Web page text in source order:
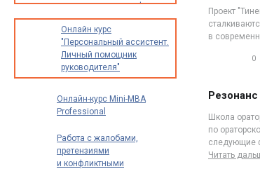
Проект
в
0
Школа
по
следующие
Читать
освоите новую профессию
с доходом от 30 000
до 70 000 рублей в месяц
Онлайн курс
"Персональный ассистент.
Личный помощник
руководителя"
Онлайн-курс Mini-MBA
Professional
Работа с жалобами,
претензиями
и конфликтными